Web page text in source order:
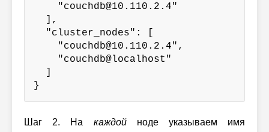
    "couchdb@10.110.2.4"
  ],
  "cluster_nodes": [
    "couchdb@10.110.2.4",
    "couchdb@localhost"
  ]
}
Шаг 2. На каждойноде указываем имя